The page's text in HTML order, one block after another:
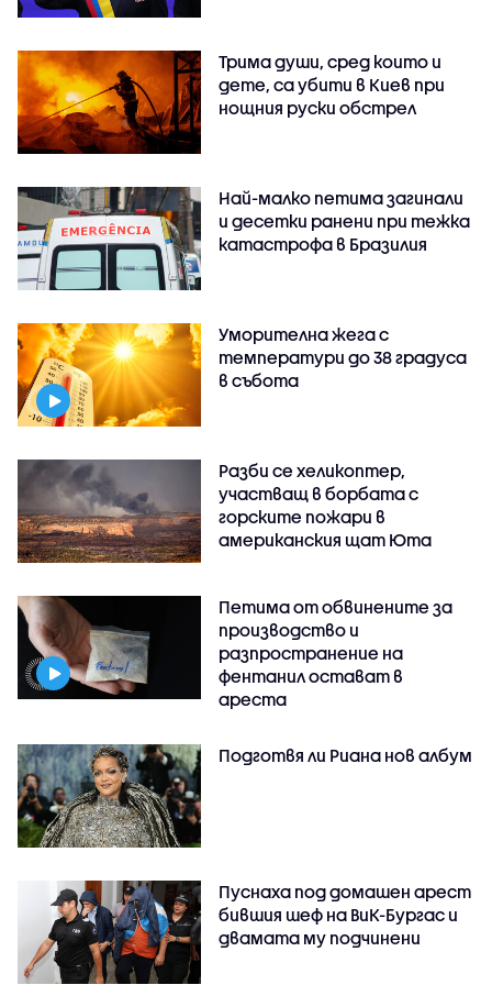
Трима души, сред които и
дете, са убити в Киев при
нощния руски обстрел
Най-малко петима загинали
и десетки ранени при тежка
катастрофа в Бразилия
Уморителна жега с
температури до 38 градуса
в събота
Разби се хеликоптер,
участващ в борбата с
горските пожари в
американския щат Юта
Петима от обвинените за
производство и
разпространение на
фентанил остават в
ареста
Подготвя ли Риана нов албум
Пуснаха под домашен арест
бившия шеф на ВиК-Бургас и
двамата му подчинени